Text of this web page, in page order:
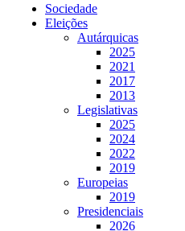
Sociedade
Eleições
Autárquicas
2025
2021
2017
2013
Legislativas
2025
2024
2022
2019
Europeias
2019
Presidenciais
2026